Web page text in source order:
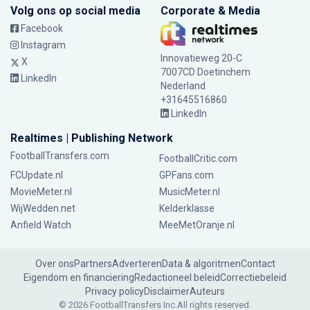
Volg ons op social media
Facebook
Instagram
X
LinkedIn
Corporate & Media
Innovatieweg 20-C
7007CD Doetinchem
Nederland
+31645516860
LinkedIn
Realtimes | Publishing Network
FootballTransfers.com
FootballCritic.com
FCUpdate.nl
GPFans.com
MovieMeter.nl
MusicMeter.nl
WijWedden.net
Kelderklasse
Anfield Watch
MeeMetOranje.nl
Over onsPartnersAdverterenData & algoritmenContact
Eigendom en financieringRedactioneel beleidCorrectiebeleid
Privacy policyDisclaimerAuteurs
© 2026 FootballTransfers Inc.All rights reserved.